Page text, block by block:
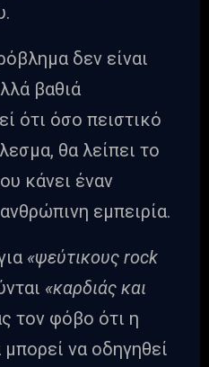
δεν είναι
βαθιά
ότι όσο πειστικό
θα λείπει το
κάνει έναν
εμπειρία.
«ψεύτικους rock
«καρδιάς και
τον φόβο ότι η
να οδηγηθεί